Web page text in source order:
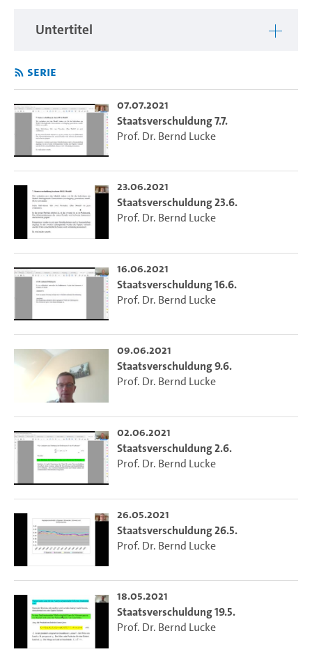
Untertitel
Serie
07.07.2021
Staatsverschuldung 7.7.
Prof. Dr. Bernd Lucke
23.06.2021
Staatsverschuldung 23.6.
Prof. Dr. Bernd Lucke
16.06.2021
Staatsverschuldung 16.6.
Prof. Dr. Bernd Lucke
09.06.2021
Staatsverschuldung 9.6.
Prof. Dr. Bernd Lucke
02.06.2021
Staatsverschuldung 2.6.
Prof. Dr. Bernd Lucke
26.05.2021
Staatsverschuldung 26.5.
Prof. Dr. Bernd Lucke
18.05.2021
Staatsverschuldung 19.5.
Prof. Dr. Bernd Lucke